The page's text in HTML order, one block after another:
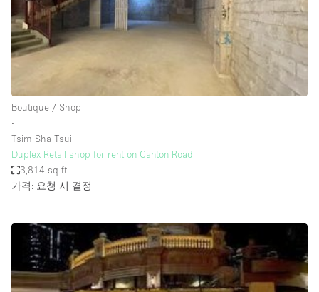
Car Display
Concierge
Electricity
Elevator
Fitting Rooms
Furniture
Garment Rack
Ground Floor
Handicap Accessible
Boutique / Shop
∙
Tsim Sha Tsui
Duplex Retail shop for rent on Canton Road
3,814 sq ft
가격: 요청 시 결정